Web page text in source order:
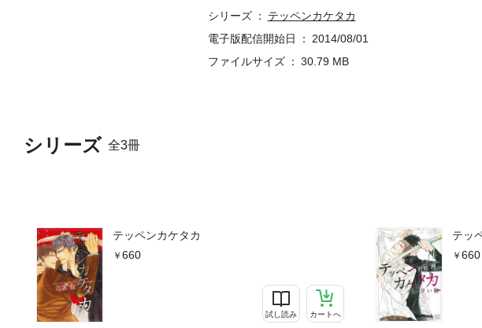
シリーズ 全3冊
テッペンカケタカ
660
試し読み カートへ
テッ
660
シリーズ
テッペンカケタカ
電子版配信開始日
2014/08/01
ファイルサイズ
30.79 MB